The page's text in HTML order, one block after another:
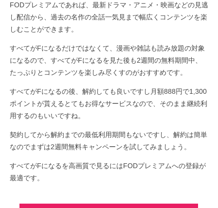
FODプレミアムであれば、最新ドラマ・アニメ・映画などの見逃
し配信から、過去の名作の全話一気見まで幅広くコンテンツを楽
しむことができます。
すべてがFになるだけではなくて、漫画や雑誌も読み放題の対象
になるので、すべてがFになるを見た後も2週間の無料期間中、
たっぷりとコンテンツを楽しみ尽くすのがおすすめです。
すべてがFになるの後、解約しても良いですし月額888円で1,300
ポイントが貰えるとてもお得なサービスなので、そのまま継続利
用するのもいいですね。
契約してから解約までの最低利用期間もないですし、解約は簡単
なのでまずは2週間無料キャンペーンを試してみましょう。
すべてがFになるを高画質で見るにはFODプレミアムへの登録が
最適です。